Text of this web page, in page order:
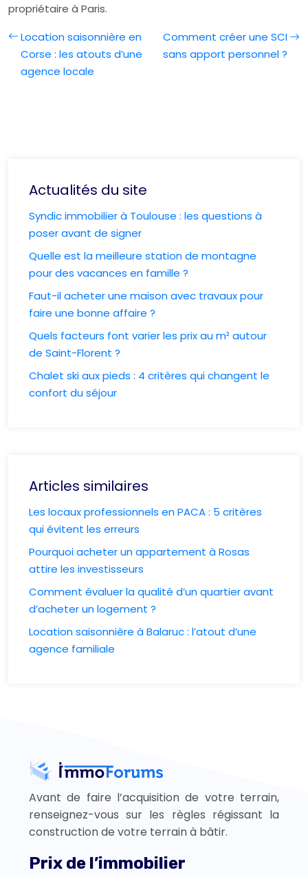
propriétaire à Paris.
Location saisonnière en
Corse : les atouts d’une
agence locale
Comment créer une SCI
sans apport personnel ?
Actualités du site
Syndic immobilier à Toulouse : les questions à
poser avant de signer
Quelle est la meilleure station de montagne
pour des vacances en famille ?
Faut-il acheter une maison avec travaux pour
faire une bonne affaire ?
Quels facteurs font varier les prix au m² autour
de Saint-Florent ?
Chalet ski aux pieds : 4 critères qui changent le
confort du séjour
Articles similaires
Les locaux professionnels en PACA : 5 critères
qui évitent les erreurs
Pourquoi acheter un appartement à Rosas
attire les investisseurs
Comment évaluer la qualité d’un quartier avant
d’acheter un logement ?
Location saisonnière à Balaruc : l’atout d’une
agence familiale
Avant de faire l’acquisition de votre terrain,
renseignez-vous sur les règles régissant la
construction de votre terrain à bâtir.
Prix de l’immobilier